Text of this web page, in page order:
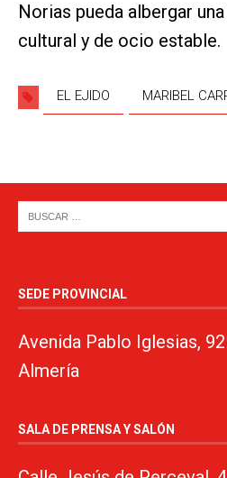
Norias pueda albergar
cultural y de ocio estable.
EL EJIDO MARIBEL
SEDE PROVINCIAL
Avenida Pablo Iglesias,
Almería
SALA DE PRENSA Y SALÓN